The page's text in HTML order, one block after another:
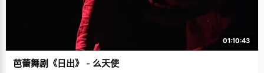
01:10:43
芭蕾舞剧《日出》 - 么天使